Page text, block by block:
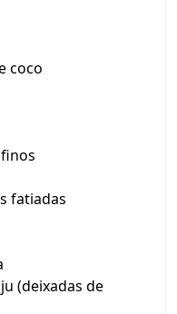
coco
fatiadas
(deixadas de